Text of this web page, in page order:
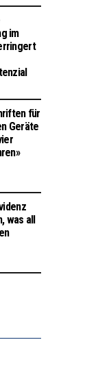
im
für
Geräte
was all